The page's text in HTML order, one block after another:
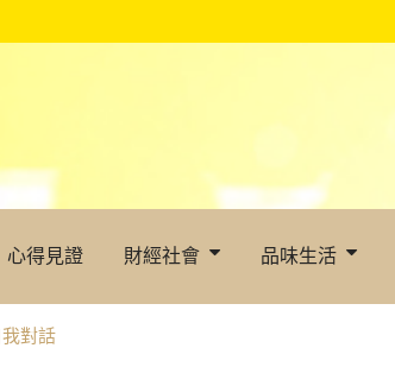
心得見證 財經社會 品味生活
對話